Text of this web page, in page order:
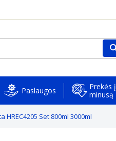
Paslaugos
Prekės į
minusą
HREC4205 Set 800ml 3000ml